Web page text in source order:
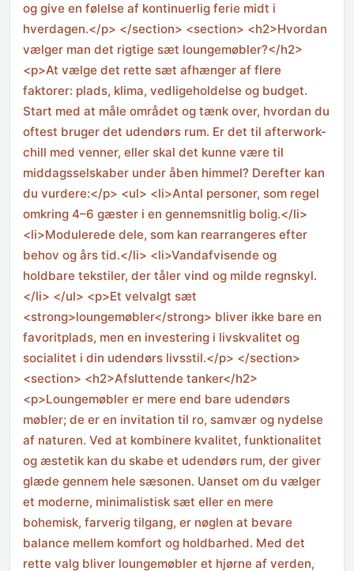
og give en følelse af kontinuerlig ferie midt i
hverdagen.</p> </section> <section> <h2>Hvordan
vælger man det rigtige sæt loungemøbler?</h2>
<p>At vælge det rette sæt afhænger af flere
faktorer: plads, klima, vedligeholdelse og budget.
Start med at måle området og tænk over, hvordan du
oftest bruger det udendørs rum. Er det til afterwork-
chill med venner, eller skal det kunne være til
middagsselskaber under åben himmel? Derefter kan
du vurdere:</p> <ul> <li>Antal personer, som regel
omkring 4–6 gæster i en gennemsnitlig bolig.</li>
<li>Modulerede dele, som kan rearrangeres efter
behov og års tid.</li> <li>Vandafvisende og
holdbare tekstiler, der tåler vind og milde regnskyl.
</li> </ul> <p>Et velvalgt sæt
<strong>loungemøbler</strong> bliver ikke bare en
favoritplads, men en investering i livskvalitet og
socialitet i din udendørs livsstil.</p> </section>
<section> <h2>Afsluttende tanker</h2>
<p>Loungemøbler er mere end bare udendørs
møbler; de er en invitation til ro, samvær og nydelse
af naturen. Ved at kombinere kvalitet, funktionalitet
og æstetik kan du skabe et udendørs rum, der giver
glæde gennem hele sæsonen. Uanset om du vælger
et moderne, minimalistisk sæt eller en mere
bohemisk, farverig tilgang, er nøglen at bevare
balance mellem komfort og holdbarhed. Med det
rette valg bliver loungemøbler et hjørne af verden,